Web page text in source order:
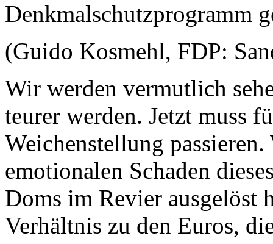
Denkmalschutzprogramm
(Guido Kosmehl, FDP:
Wir werden vermutlich
teurer werden. Jetzt muss
Weichenstellung
emotionalen Schaden
Doms im Revier ausgelöst
Verhältnis zu den Euros,